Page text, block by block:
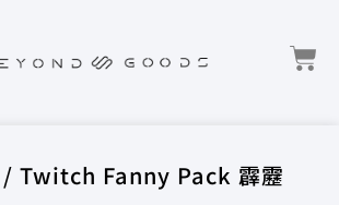
/ Twitch Fanny Pack 霹靂